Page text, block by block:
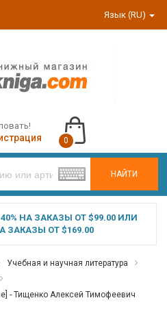
Язык (RU)
НАЙТИ
0
НА ЗАКАЗЫ ОТ $99.00 ИЛИ
ЗАКАЗЫ ОТ $169.00
Учебная и научная литература
- Тищенко Алексей Тимофеевич